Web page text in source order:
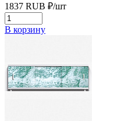
1837 RUB ₽/шт
В корзину